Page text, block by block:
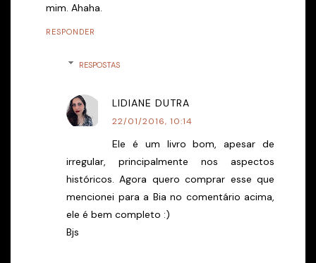
mim. Ahaha.
RESPONDER
RESPOSTAS
LIDIANE DUTRA
22/01/2016, 10:14
Ele é um livro bom, apesar de
irregular, principalmente nos aspectos
históricos. Agora quero comprar esse que
mencionei para a Bia no comentário acima,
ele é bem completo :)
Bjs